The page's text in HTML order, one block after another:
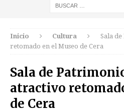
Inicio Cultura
Sala
retomado en el Museo de Cera
Sala de
atractivo
de Cera